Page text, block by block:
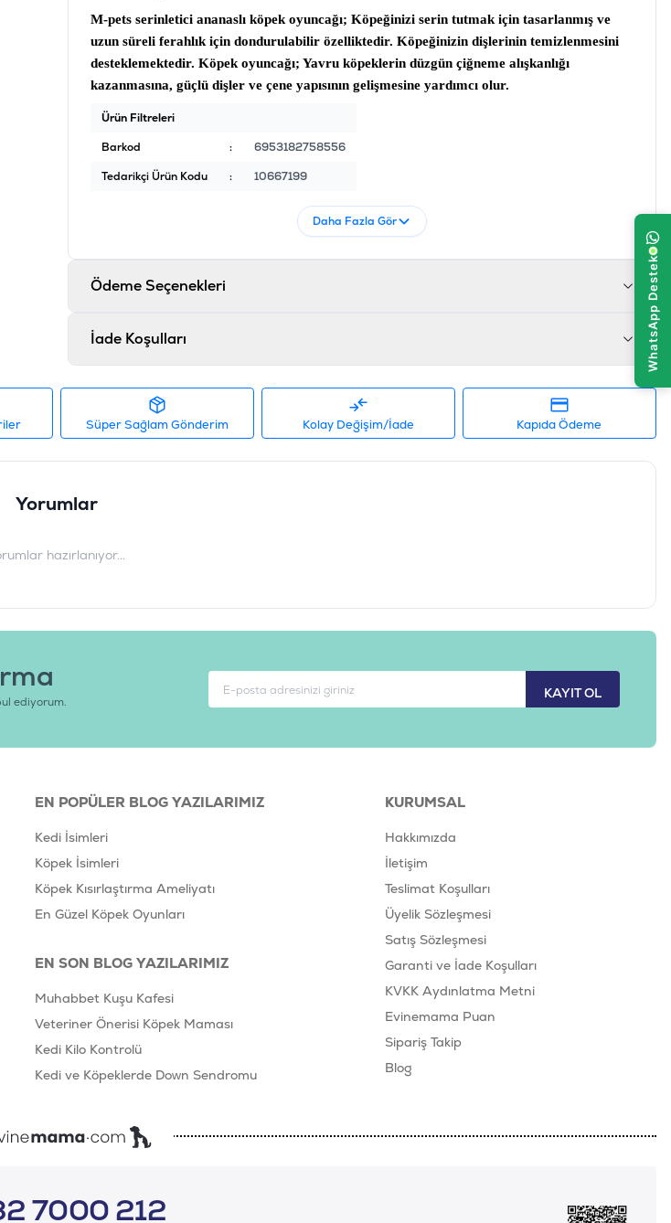
M-pets serinletici ananaslı köpek oyuncağı; Köpeğinizi serin tutmak için tasarlanmış ve
uzun süreli ferahlık için dondurulabilir özelliktedir. Köpeğinizin dişlerinin temizlenmesini
desteklemektedir. Köpek oyuncağı; Yavru köpeklerin düzgün çiğneme alışkanlığı
kazanmasına, güçlü dişler ve çene yapısının gelişmesine yardımcı olur.
Ürün Filtreleri
Barkod
:
6953182758556
Tedarikçi Ürün Kodu
: 10667199
Daha Fazla Gör
Ödeme Seçenekleri
İade Koşulları
Süper Sağlam Gönderim Kolay Değişim/İade Kapıda Ödeme
Yorumlar
hazırlanıyor...
KAYIT OL
ediyorum.
EN POPÜLER BLOG YAZILARIMIZ
Kedi İsimleri
Köpek İsimleri
Köpek Kısırlaştırma Ameliyatı
En Güzel Köpek Oyunları
EN SON BLOG YAZILARIMIZ
Muhabbet Kuşu Kafesi
Veteriner Önerisi Köpek Maması
Kedi Kilo Kontrolü
Kedi ve Köpeklerde Down Sendromu
KURUMSAL
Hakkımızda
İletişim
Teslimat Koşulları
Üyelik Sözleşmesi
Satış Sözleşmesi
Garanti ve İade Koşulları
KVKK Aydınlatma Metni
Evinemama Puan
Sipariş Takip
Blog
7000 212